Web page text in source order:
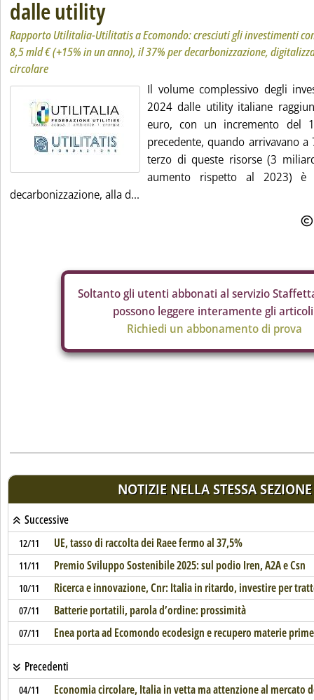
dalle utility
Rapporto Utilitalia-Utilitatis a Ecomondo: cresciuti gli investimenti
8,5 mld € (+15% in un anno), il 37% per decarbonizzazione,
circolare
Il volume complessivo degli
2024 dalle utility italiane
euro, con un incremento del
precedente, quando arrivavano
terzo di queste risorse (3
aumento rispetto al 2023) è
decarbonizzazione, alla d...
Soltanto gli utenti abbonati al servizio
possono leggere interamente gli
Richiedi un abbonamento di prova
NOTIZIE NELLA STESSA SEZIONE
Successive
12/11 UE, tasso di raccolta dei Raee fermo al 37,5%
11/11 Premio Sviluppo Sostenibile 2025: sul podio Iren, A2A e Csn
10/11 Ricerca e innovazione, Cnr: Italia in ritardo, investire per
07/11 Batterie portatili, parola d’ordine: prossimità
07/11 Enea porta ad Ecomondo ecodesign e recupero materie
Precedenti
04/11 Economia circolare, Italia in vetta ma attenzione al mercato